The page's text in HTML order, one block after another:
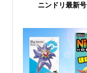
ニンドリ最新号